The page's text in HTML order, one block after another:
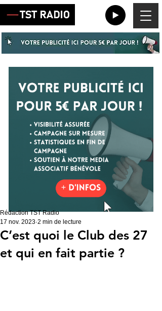
C’est quoi le Club des 27
et qui en fait partie ?
Rédaction TST Radio
17 nov. 2023 2 min de lecture